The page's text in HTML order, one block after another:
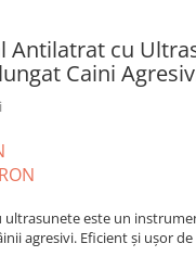
Antilatrat cu
Caini
RON
este un
agresivi. Eficient și ușor